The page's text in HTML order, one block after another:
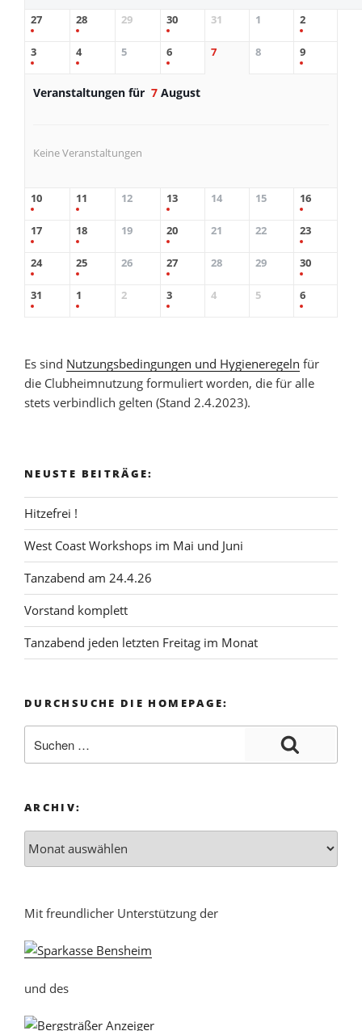
27 28 29 30 31 1 2
3 4 5 6 7 8 9
Veranstaltungen für 7 August
Keine Veranstaltungen
10 11 12 13 14 15 16
17 18 19 20 21 22 23
24 25 26 27 28 29 30
31 1 2 3 4 5 6
Es sind Nutzungsbedingungen und Hygieneregeln für
die Clubheimnutzung formuliert worden, die für alle
stets verbindlich gelten (Stand 2.4.2023).
NEUSTE BEITRÄGE:
Hitzefrei !
West Coast Workshops im Mai und Juni
Tanzabend am 24.4.26
Vorstand komplett
Tanzabend jeden letzten Freitag im Monat
DURCHSUCHE DIE HOMEPAGE:
ARCHIV:
Mit freundlicher Unterstützung der
und des